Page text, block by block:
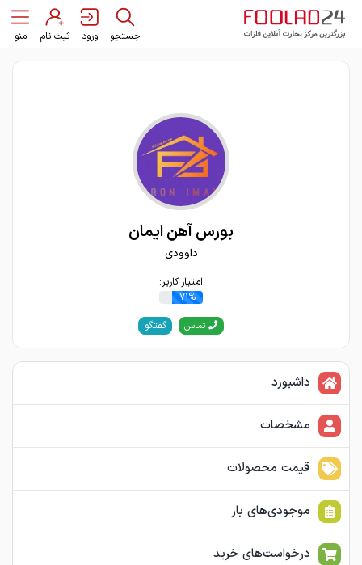
جستجو ورود ثبت نام منو
بورس آهن ایمان
داوودی
امتیاز کاربر:
71%
تماس گفتگو
داشبورد
مشخصات
قیمت محصولات
موجودی‌های بار
درخواست‌های خرید